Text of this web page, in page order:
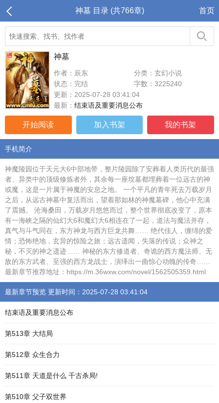
神墓 目录 (共766章) 首页
神墓
作者：辰东
分类：玄幻小说
状态：完结
字数：3225240
更新：2025-07-28 03:41:04
最新： 结束语及重要消息公布
开始阅读 加入书架 我的书架
手机简介
神魔陵园位于天元大6中部地带，整片陵园除了安葬着人类历代的最强
者、异类中的顶级修炼者外，其余每一座坟墓都埋葬着一位远古的神
或魔，这是一片属于神魔的安息之地。 一个平凡的青年死去万载岁月
之后，从远古神墓中复活而出，望着那如林的神魔墓碑，他心中充满
了震撼。 沧海桑田，万载岁月悠悠而过，整个世界彻底改变了，原本
有一海峡之隔的仙幻大6和魔幻大6相连在了一起，道法与魔法并存，
真气与斗气同在，东方神龙与西方巨龙共舞…… 绝代佳人，缠绵的爱
情；恐怖绝地，玄异的惊险之旅；远古遗闻，失落的传说；众神之
秘，不灭的神之遗迹…… 神秘的东方修道者、奇诡的西方魔法师、无
敌的东方武者、至强的西方龙战士，演绎出一曲惊心动魄的传奇……
最新章节推荐地址：https://m.36wxw.com/novel/1562505359.html
最新章节预览 更新时间：2025-07-28 03:41:04
结束语及重要消息公布
第513章 大结局
第512章 众生合力
第511章 天道是什么 千古杀局!
第510章 父子双世界